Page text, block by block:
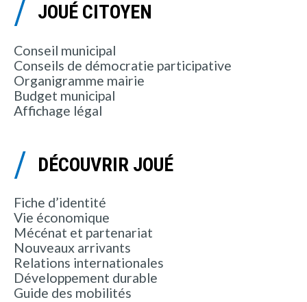
JOUÉ CITOYEN
Conseil municipal
Conseils de démocratie participative
Organigramme mairie
Budget municipal
Affichage légal
DÉCOUVRIR JOUÉ
Fiche d’identité
Vie économique
Mécénat et partenariat
Nouveaux arrivants
Relations internationales
Développement durable
Guide des mobilités